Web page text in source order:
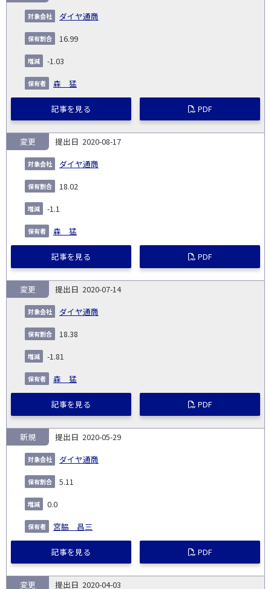
ダイヤ通商
16.99
-1.03
森 猛
記事を見る PDF
2020-08-17
ダイヤ通商
変更
18.02
-1.1
森 猛
記事を見る PDF
2020-07-14
ダイヤ通商
変更
18.38
-1.81
森 猛
記事を見る PDF
2020-05-29
ダイヤ通商
新規
5.11
0.0
宮脇 昌三
記事を見る PDF
2020-04-03
変更